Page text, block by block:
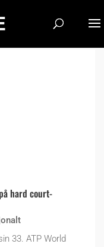
hard court-
33. ATP World